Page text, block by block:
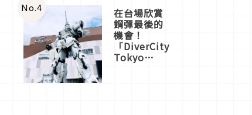
No.4 在台場欣賞
鋼彈最後的
機會！
「DiverCity
Tokyo